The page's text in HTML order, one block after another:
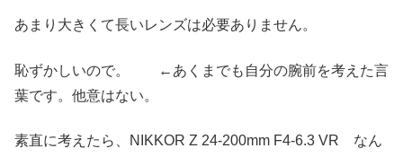
あまり大きくて長いレンズは必要ありません。
恥ずかしいので。 ←あくまでも自分の腕前を考えた言
葉です。他意はない。
素直に考えたら、NIKKOR Z 24-200mm F4-6.3 VR なん